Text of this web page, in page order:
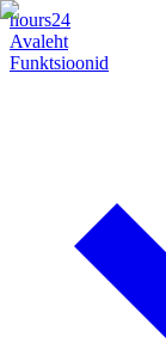
hours24
Avaleht
Funktsioonid